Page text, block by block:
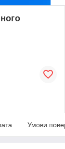
Умови